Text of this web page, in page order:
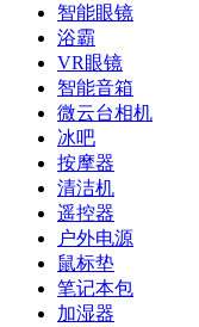
智能眼镜
浴霸
VR眼镜
智能音箱
微云台相机
冰吧
按摩器
清洁机
遥控器
户外电源
鼠标垫
笔记本包
加湿器